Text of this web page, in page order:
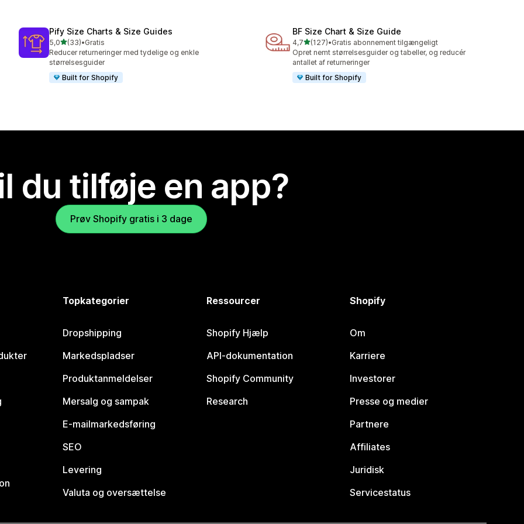
Pify Size Charts & Size Guides
5,0ud af 5 stjerner
(33)
33 anmeldelser i alt
•Gratis
Reducer returneringer med tydelige og enkle
størrelsesguider
Built for Shopify
BF Size Chart & Size Guide
4,7ud af 5 stjerner
(127)
127 anmeldelser i alt
•Gratis abonnement tilgængeligt
Opret nemt størrelsesguider og tabeller, og reducér
antallet af returneringer
Built for Shopify
du tilføje en app?
Prøv Shopify gratis i 3 dage
Topkategorier
Dropshipping
Markedspladser
Produktanmeldelser
Mersalg og sampak
E-mailmarkedsføring
SEO
Levering
Valuta og oversættelse
Ressourcer
Shopify Hjælp
API-dokumentation
Shopify Community
Research
Shopify
Om
Karriere
Investorer
Presse og medier
Partnere
Affiliates
Juridisk
Servicestatus